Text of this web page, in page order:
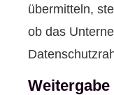
übermitteln,
ob das
Weitergabe